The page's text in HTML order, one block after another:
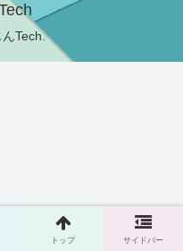
Tech.
トップ サイドバー